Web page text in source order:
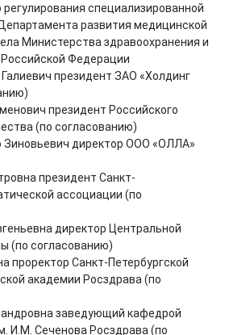
специализированной
развития медицинской
Министерства здравоохранения и
Федерации
президент ЗАО «Холдинг
президент Российского
(по согласованию)
Зиновьевич директор ООО «ОЛЛА»
президент Санкт-
ассоциации (по
директор Центральной
(по согласованию)
проректор Санкт-Петербургской
академии Росздрава (по
заведующий кафедрой
И.М. Сеченова Росздрава (по